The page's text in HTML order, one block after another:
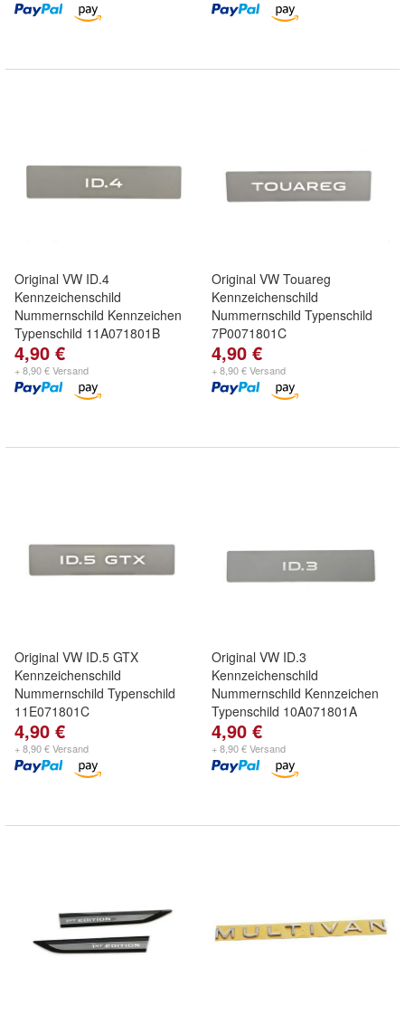
Original VW ID.4
Kennzeichenschild
Nummernschild Kennzeichen
Typenschild 11A071801B
4,90 €
+ 8,90 € Versand
Original VW Touareg
Kennzeichenschild
Nummernschild Typenschild
7P0071801C
4,90 €
+ 8,90 € Versand
Original VW ID.5 GTX
Kennzeichenschild
Nummernschild Typenschild
11E071801C
4,90 €
+ 8,90 € Versand
Original VW ID.3
Kennzeichenschild
Nummernschild Kennzeichen
Typenschild 10A071801A
4,90 €
+ 8,90 € Versand